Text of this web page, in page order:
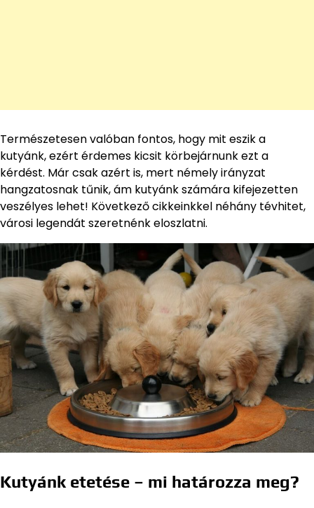
Természetesen valóban fontos, hogy mit eszik a
kutyánk, ezért érdemes kicsit körbejárnunk ezt a
kérdést. Már csak azért is, mert némely irányzat
hangzatosnak tűnik, ám kutyánk számára kifejezetten
veszélyes lehet! Következő cikkeinkkel néhány tévhitet,
városi legendát szeretnénk eloszlatni.
Kutyánk etetése – mi határozza meg?